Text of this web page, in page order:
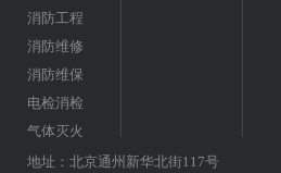
消防工程
消防维修
消防维保
电检消检
气体灭火
地址：北京通州新华北街117号